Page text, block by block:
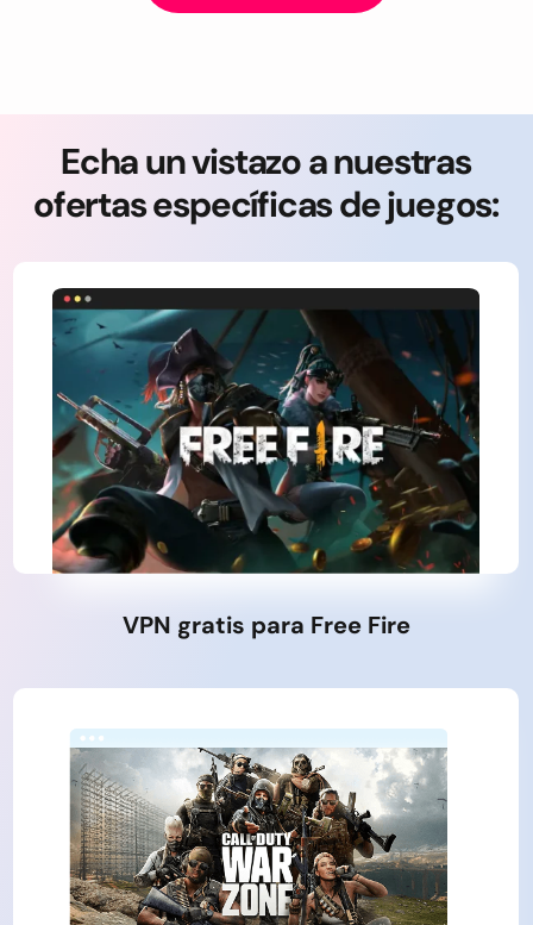
Echa un vistazo a nuestras
ofertas específicas de juegos:
VPN gratis para Free Fire